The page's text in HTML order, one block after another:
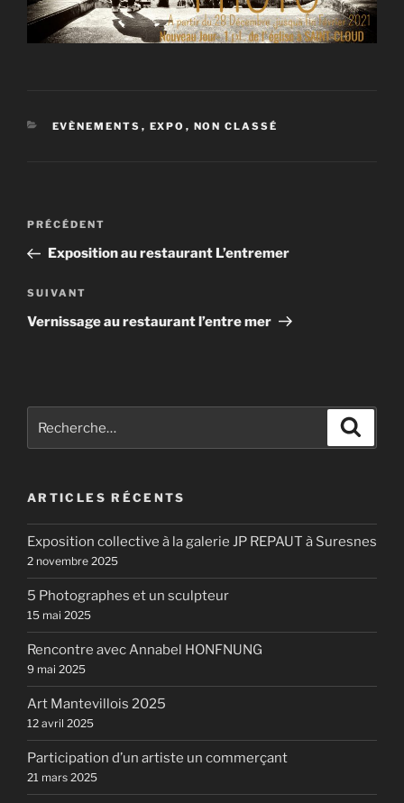
CATÉGORIES
EVÈNEMENTS , EXPO , NON CLASSÉ
Navigation
l’article
Article
précédent
PRÉCÉDENT
Exposition au restaurant L’entremer
Article
suivant
SUIVANT
Vernissage au restaurant l’entre mer
pour
ARTICLES RÉCENTS
Exposition collective à la galerie JP REPAUT à Suresnes
2 novembre 2025
5 Photographes et un sculpteur
15 mai 2025
Rencontre avec Annabel HONFNUNG
9 mai 2025
Art Mantevillois 2025
12 avril 2025
Participation d’un artiste un commerçant
21 mars 2025